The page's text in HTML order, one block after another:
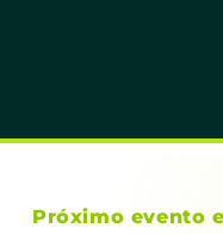
Próximo evento